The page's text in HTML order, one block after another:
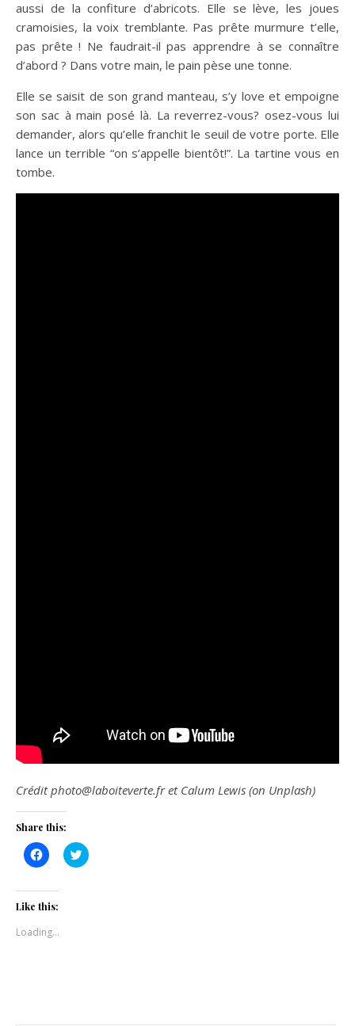
aussi de la confiture d’abricots. Elle se lève, les joues
cramoisies, la voix tremblante. Pas prête murmure t’elle,
pas prête ! Ne faudrait-il pas apprendre à se connaître
d’abord ? Dans votre main, le pain pèse une tonne.
Elle se saisit de son grand manteau, s’y love et empoigne
son sac à main posé là. La reverrez-vous? osez-vous lui
demander, alors qu’elle franchit le seuil de votre porte. Elle
lance un terrible “on s’appelle bientôt!”. La tartine vous en
tombe.
Crédit photo@laboiteverte.fr et Calum Lewis (on Unplash)
Share this:
Click
to
Facebook
(Opens
in
window)
Click
to
Like this:
Loading...